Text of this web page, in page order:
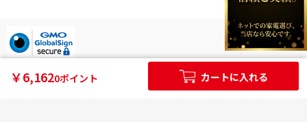
￥6,1620ポイント カートに入れる
デンキチはGMOグローバルサイン発行のSSL電子証明書を使用して
います。
個人情報やご購入情報はSSL暗号化通信により保護されます。